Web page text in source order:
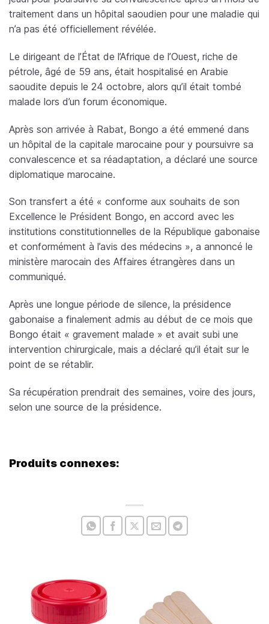
traitement dans un hôpital saoudien pour une maladie qui
n’a pas été officiellement révélée.
Le dirigeant de l’État de l’Afrique de l’Ouest, riche de
pétrole, âgé de 59 ans, était hospitalisé en Arabie
saoudite depuis le 24 octobre, alors qu’il était tombé
malade lors d’un forum économique.
Après son arrivée à Rabat, Bongo a été emmené dans
un hôpital de la capitale marocaine pour y poursuivre sa
convalescence et sa réadaptation, a déclaré une source
diplomatique marocaine.
Son transfert a été « conforme aux souhaits de son
Excellence le Président Bongo, en accord avec les
institutions constitutionnelles de la République gabonaise
et conformément à l’avis des médecins », a annoncé le
ministère marocain des Affaires étrangères dans un
communiqué.
Après une longue période de silence, la présidence
gabonaise a finalement admis au début de ce mois que
Bongo était « gravement malade » et avait subi une
intervention chirurgicale, mais a déclaré qu’il était sur le
point de se rétablir.
Sa récupération prendrait des semaines, voire des jours,
selon une source de la présidence.
Produits connexes: